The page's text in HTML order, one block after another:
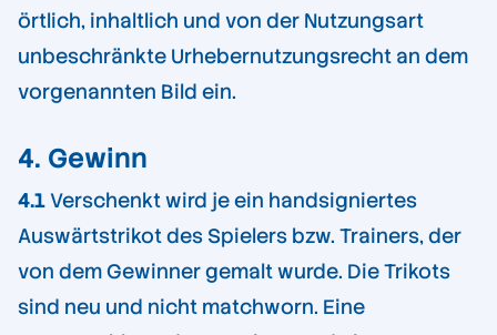
örtlich, inhaltlich und von der Nutzungsart
unbeschränkte Urhebernutzungsrecht an dem
vorgenannten Bild ein.
4. Gewinn
4.1Verschenkt wird je ein handsigniertes
Auswärtstrikot des Spielers bzw. Trainers, der
von dem Gewinner gemalt wurde. Die Trikots
sind neu und nicht matchworn. Eine